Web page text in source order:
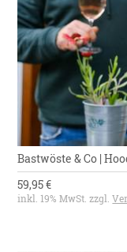
Bastwöste & Co |
59,95 €
inkl. 19% MwSt. zzgl.